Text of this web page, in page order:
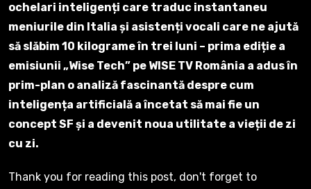
ochelari inteligenți care traduc instantaneu
meniurile din Italia și asistenți vocali care ne ajută
să slăbim 10 kilograme în trei luni – prima ediție a
emisiunii „Wise Tech” pe WISE TV România a adus în
prim-plan o analiză fascinantă despre cum
inteligența artificială a încetat să mai fie un
concept SF și a devenit noua utilitate a vieții de zi
cu zi.
Thank you for reading this post, don't forget to